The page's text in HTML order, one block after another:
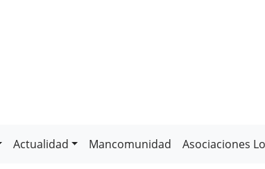
Actualidad Mancomunidad Asociaciones